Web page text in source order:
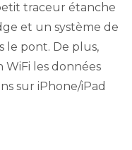
traceur étanche
et un système de
le pont. De plus,
les données
sur iPhone/iPad